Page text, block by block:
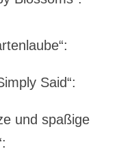
Said“:
und spaßige